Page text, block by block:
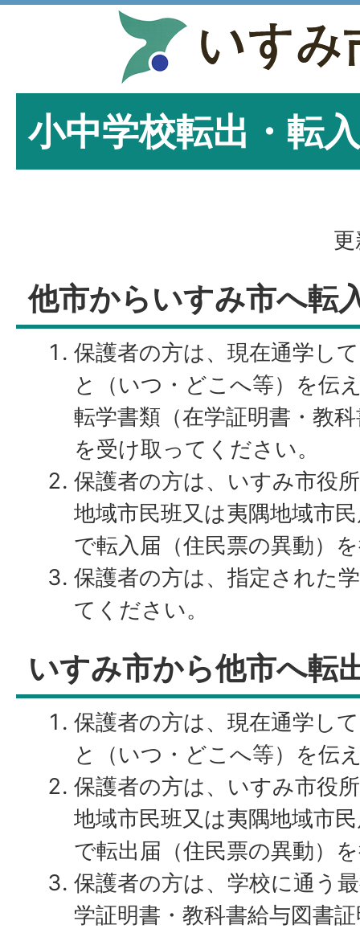
小中学校転出・転
他市からいすみ市へ転
保護者の方は、現在通学し
と（いつ・どこへ等）を伝
転学書類（在学証明書・教
を受け取ってください。
保護者の方は、いすみ市役
地域市民班又は夷隅地域市
で転入届（住民票の異動）
保護者の方は、指定された
てください。
いすみ市から他市へ転
保護者の方は、現在通学し
と（いつ・どこへ等）を伝
保護者の方は、いすみ市役
地域市民班又は夷隅地域市
で転出届（住民票の異動）
保護者の方は、学校に通う
学証明書・教科書給与図書